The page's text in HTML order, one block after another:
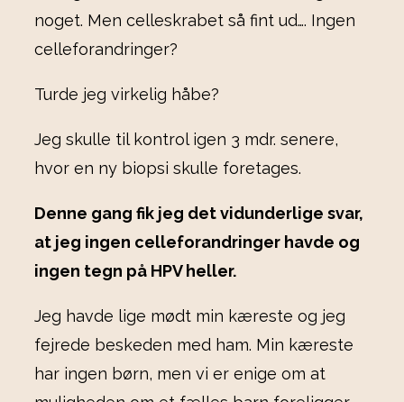
noget. Men celleskrabet så fint ud…. Ingen
celleforandringer?
Turde jeg virkelig håbe?
Jeg skulle til kontrol igen 3 mdr. senere,
hvor en ny biopsi skulle foretages.
Denne gang fik jeg det vidunderlige svar,
at jeg ingen celleforandringer havde og
ingen tegn på HPV heller.
Jeg havde lige mødt min kæreste og jeg
fejrede beskeden med ham. Min kæreste
har ingen børn, men vi er enige om at